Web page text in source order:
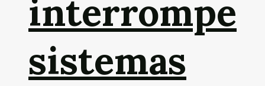
interrompe
sistemas